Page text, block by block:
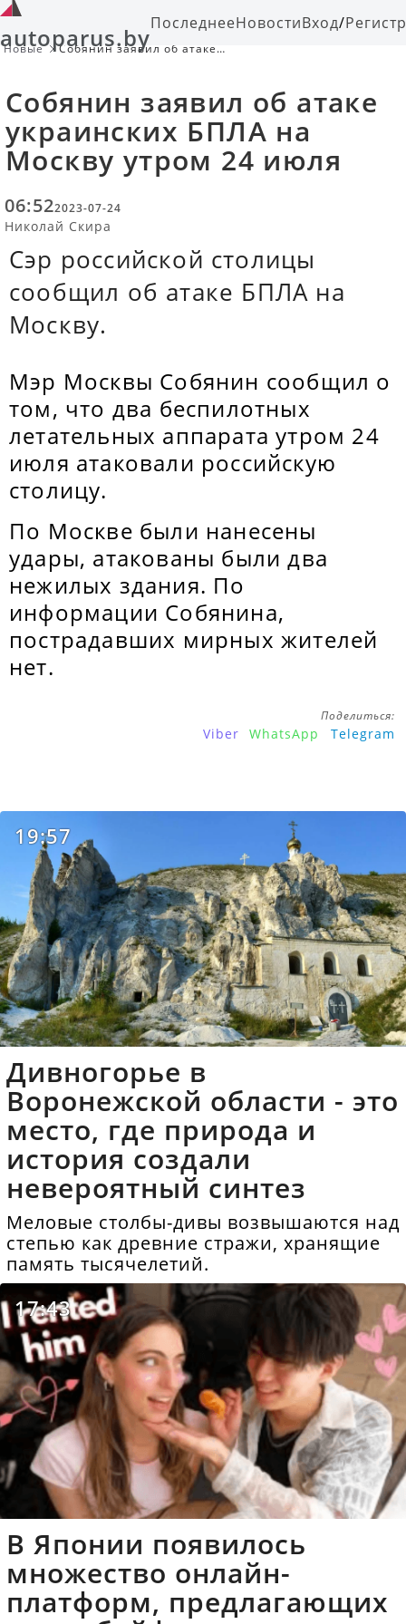
autoparus.byПоследнееНовостиВход/
Новые
Собянин заявил об атаке
Собянин заявил об атаке
украинских БПЛА на
Москву утром 24 июля
06:522023-07-24
Николай Скира
Сэр российской столицы
сообщил об атаке БПЛА на
Москву.
Мэр Москвы Собянин сообщил о
том, что два беспилотных
летательных аппарата утром 24
июля атаковали российскую
столицу.
По Москве были нанесены
удары, атакованы были два
нежилых здания. По
информации Собянина,
пострадавших мирных жителей
нет.
Поделиться:
Viber WhatsApp Telegram
19:57
Дивногорье в
Воронежской области - это
место, где природа и
история создали
невероятный синтез
Меловые столбы-дивы возвышаются над
степью как древние стражи, хранящие
память тысячелетий.
17:43
В Японии появилось
множество онлайн-
платформ, предлагающих